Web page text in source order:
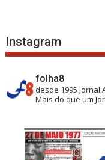
Instagram
folha8
desde 1995 Jornal
Mais do que um